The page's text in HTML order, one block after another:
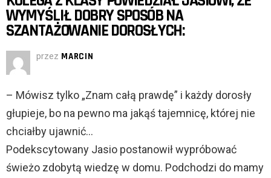
WYMYŚLIŁ DOBRY SPOSÓB NA
SZANTAŻOWANIE DOROSŁYCH:
przez MARCIN
– Mówisz tylko „Znam całą prawdę” i każdy dorosły
głupieje, bo na pewno ma jakąś tajemnicę, której nie
chciałby ujawnić…
Podekscytowany Jasio postanowił wypróbować
świeżo zdobytą wiedzę w domu. Podchodzi do mamy